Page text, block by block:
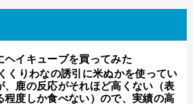
ヘイキューブを買ってみた
くりわなの誘引に米ぬかを使ってい
、鹿の反応がそれほど高くない（表
程度しか食べない）ので、実績の高